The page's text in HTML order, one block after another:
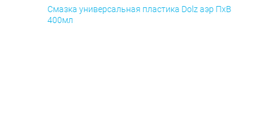
Смазка универсальная пластика Dolz аэр ПхВ
400мл